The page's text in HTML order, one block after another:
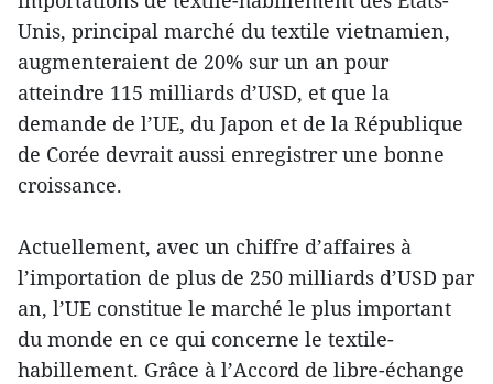
Unis, principal marché du textile vietnamien,
augmenteraient de 20% sur un an pour
atteindre 115 milliards d’USD, et que la
demande de l’UE, du Japon et de la République
de Corée devrait aussi enregistrer une bonne
croissance.
Actuellement, avec un chiffre d’affaires à
l’importation de plus de 250 milliards d’USD par
an, l’UE constitue le marché le plus important
du monde en ce qui concerne le textile-
habillement. Grâce à l’Accord de libre-échange